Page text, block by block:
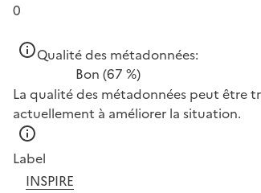
0
Qualité des métadonnées:
Bon (67 %)
La qualité des métadonnées peut être
actuellement à améliorer la situation.
Label
INSPIRE